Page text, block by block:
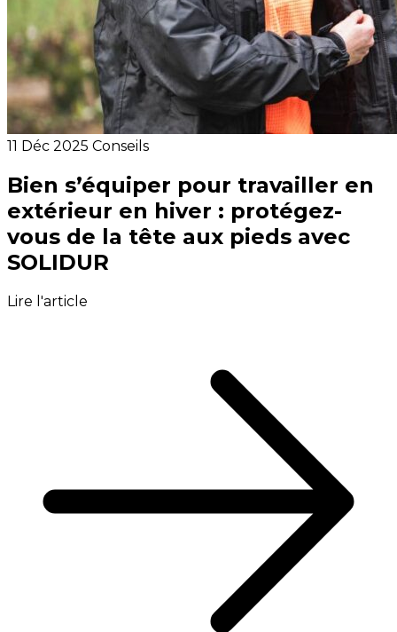
11 Déc 2025 Conseils
Bien s’équiper pour travailler en
extérieur en hiver : protégez-
vous de la tête aux pieds avec
SOLIDUR
Lire l'article